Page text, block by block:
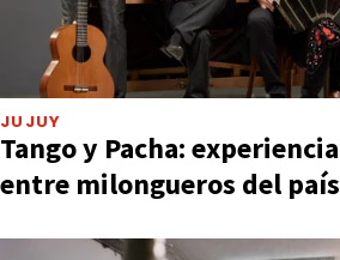
JUJUY
Tango y Pacha:
entre milongueros del